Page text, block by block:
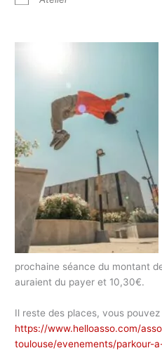
prochaine séance du montant
auraient du payer et 10,30€.
Il reste des places, vous
https://www.helloasso.com/
toulouse/evenements/parkour-